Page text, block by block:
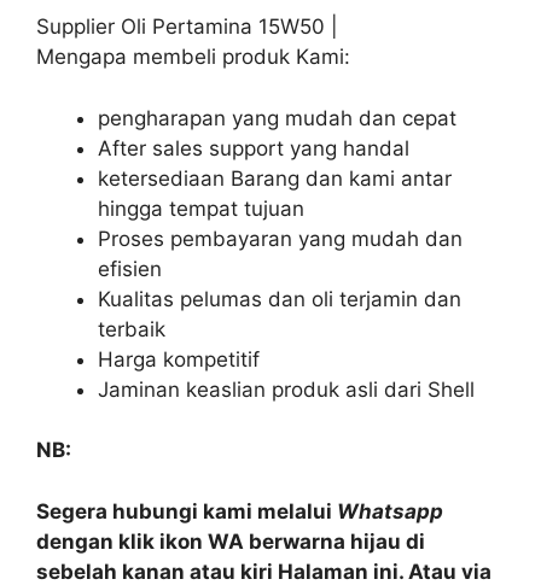
Supplier Oli Pertamina 15W50 |
Mengapa membeli produk Kami:
pengharapan yang mudah dan cepat
After sales support yang handal
ketersediaan Barang dan kami antar
hingga tempat tujuan
Proses pembayaran yang mudah dan
efisien
Kualitas pelumas dan oli terjamin dan
terbaik
Harga kompetitif
Jaminan keaslian produk asli dari Shell
NB:
Segera hubungi kami melalui Whatsapp
dengan klik ikon WA berwarna hijau di
sebelah kanan atau kiri Halaman ini. Atau via